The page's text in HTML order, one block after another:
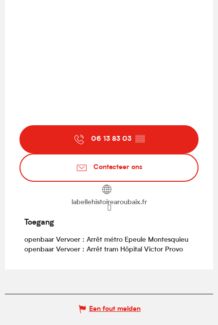
06 13 83 03 ▒▒
Contacteer ons
labellehistoirearoubaix.fr
Toegang
Toegang
openbaar Vervoer : Arrêt métro Epeule Montesquieu
openbaar Vervoer : Arrêt tram Hôpital Victor Provo
Een fout melden